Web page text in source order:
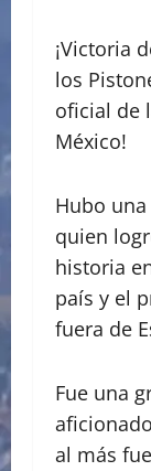
¡Victoria
los
oficial de
México!
Hubo
quien
historia
país y el
fuera de
Fue una
al más